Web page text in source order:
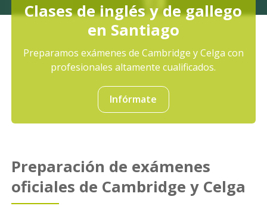
Clases de inglés y de gallego
en Santiago
Preparamos exámenes de Cambridge y Celga con
profesionales altamente cualificados.
Infórmate
Preparación de exámenes
oficiales de Cambridge y Celga